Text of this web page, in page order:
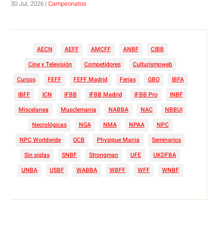
30 Jul, 2026 |Campeonatos
AECN AEFF AMCFF ANBF
CIBB
Cine y Televisión
Competidores
Culturismoweb
Cursos
FEFF FEFF Madrid Ferias GBO
IBFA
IBFF
ICN IFBB IFBB Madrid IFBB Pro
INBF
Miscelanea
Musclemania NABBA NAC
NBBUI
Necrológicas
NGA NMA NPAA
NPC
NPC Worldwide
OCB Physique Mania
Seminarios
Sin siglas
SNBF Strongman UFE
UKDFBA
UNBA
USBF WABBA WBFF WFF WNBF